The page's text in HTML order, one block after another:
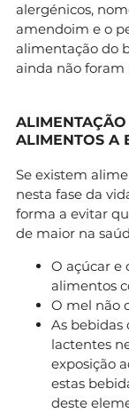
alergénicos,
amendoim e o
alimentação do
ainda não foram
ALIMENTOS A
Se existem
nesta fase da
forma a evitar
de maior na
O açúcar e
alimentos
O mel não
As bebidas
lactentes
exposição
estas
deste